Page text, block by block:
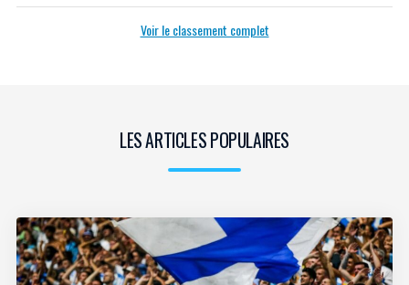
Voir le classement complet
LES ARTICLES POPULAIRES